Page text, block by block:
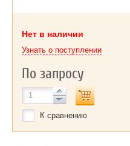
Нет в наличии
Узнать о поступлении
По запросу
К сравнению